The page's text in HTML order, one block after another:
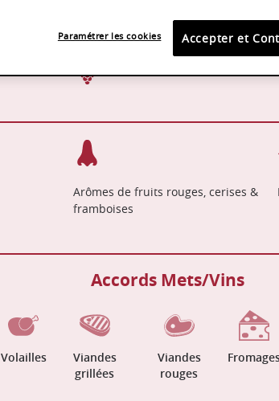
Arômes de fruits rouges, cerises &
framboises
Accords Mets/Vins
Volailles
Viandes
grillées
Viandes
rouges
Accepter et
Paramétrer les cookies